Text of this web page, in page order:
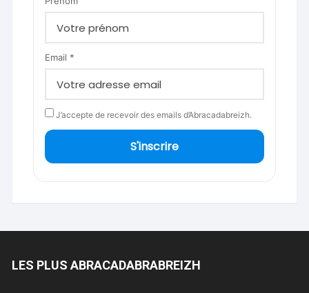
Email *
J’accepte de recevoir des emails d’Abracadabreizh.
S'inscrire
LES PLUS ABRACADABRABREIZH